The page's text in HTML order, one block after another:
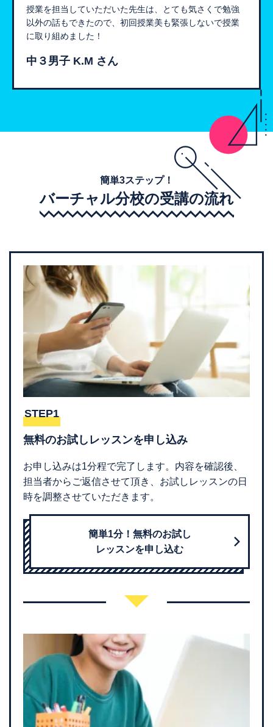
授業を担当していただいた先生は、とても気さくで勉強
以外の話もできたので、初回授業美も緊張しないで授業
に取り組めました！
中３男子 K.M さん
簡単3ステップ！
バーチャル分校の受講の流れ
STEP1
無料のお試しレッスンを申し込み
お申し込みは1分程で完了します。内容を確認後、
担当者からご返信させて頂き、お試しレッスンの日
時を調整させていただきます。
簡単1分！無料のお試し
レッスンを申し込む